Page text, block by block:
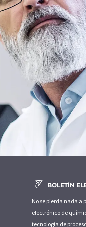
BOLETÍN
No se pierda nada a
electrónico de
tecnología de